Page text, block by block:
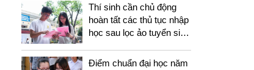
Thí sinh cần chủ động
hoàn tất các thủ tục nhập
học sau lọc ảo tuyển sinh
Điểm chuẩn đại học năm